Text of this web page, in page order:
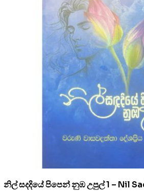
නිල් සදදියේ පිපෙන් නුඹ උපුල් 1 – Nil